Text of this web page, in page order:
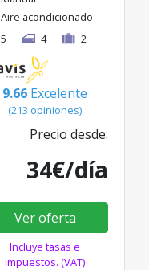
Aire acondicionado
5
4 2
9.66 Excelente
(213 opiniones)
Precio desde:
34€/día
Ver oferta
Incluye tasas e
impuestos. (VAT)